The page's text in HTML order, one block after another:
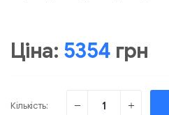
Ціна: 5354 грн
Кількість: